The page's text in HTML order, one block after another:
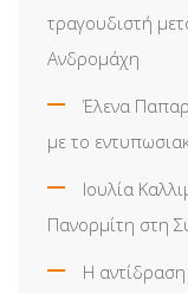
τραγουδιστή
Ανδρομάχη
Έλενα
με το
Ιουλία
Πανορμίτη στη
Η